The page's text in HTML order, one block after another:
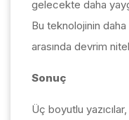
gelecekte daha
Bu teknolojinin daha
arasında devrim
Sonuç
Üç boyutlu